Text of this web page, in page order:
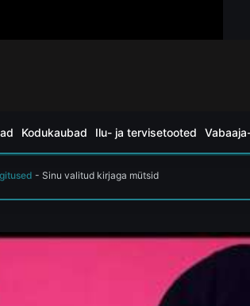
Kodukaubad Ilu- ja tervisetooted
- Sinu valitud kirjaga mütsid